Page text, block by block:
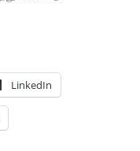
LinkedIn